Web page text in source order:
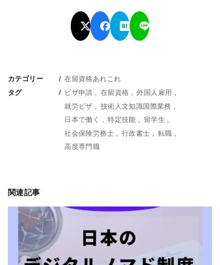
カテゴリー 在留資格あれこれ
タグ ビザ申請 在留資格
外国人雇用
就労ビザ
技術人文知識国際業務
日本で働く
特定技能
留学生
社会保険労務士
行政書士
転職
高度専門職
関連記事